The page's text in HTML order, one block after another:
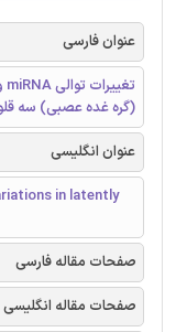
عنوان فارسی
(گره غده عصبی) سه
عنوان انگلیسی
in latently
صفحات مقاله فارسی
صفحات مقاله انگلیسی